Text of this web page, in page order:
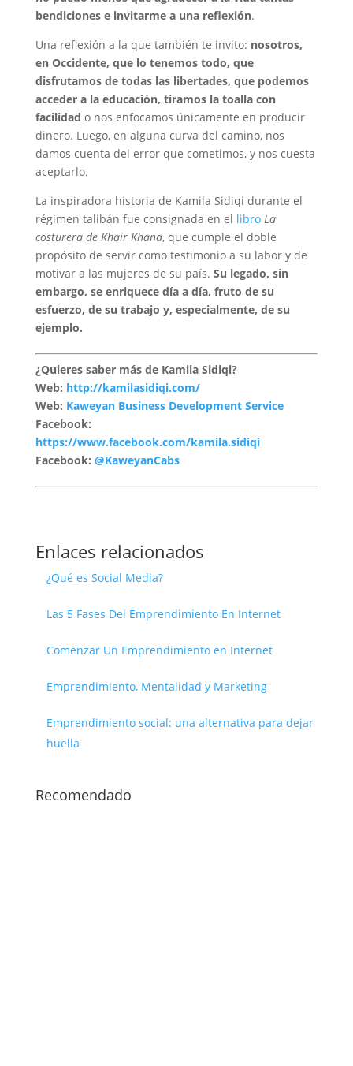
bendiciones e invitarme a una reflexión.
Una reflexión a la que también te invito: nosotros,
en Occidente, que lo tenemos todo, que
disfrutamos de todas las libertades, que podemos
acceder a la educación, tiramos la toalla con
facilidad o nos enfocamos únicamente en producir
dinero. Luego, en alguna curva del camino, nos
damos cuenta del error que cometimos, y nos cuesta
aceptarlo.
La inspiradora historia de Kamila Sidiqi durante el
régimen talibán fue consignada en el libro La
costurera de Khair Khana, que cumple el doble
propósito de servir como testimonio a su labor y de
motivar a las mujeres de su país. Su legado, sin
embargo, se enriquece día a día, fruto de su
esfuerzo, de su trabajo y, especialmente, de su
ejemplo.
¿Quieres saber más de Kamila Sidiqi?
Web: http://kamilasidiqi.com/
Web: Kaweyan Business Development Service
Facebook:
https://www.facebook.com/kamila.sidiqi
Facebook: @KaweyanCabs
Enlaces relacionados
¿Qué es Social Media?
Las 5 Fases Del Emprendimiento En Internet
Comenzar Un Emprendimiento en Internet
Emprendimiento, Mentalidad y Marketing
Emprendimiento social: una alternativa para dejar
huella
Recomendado